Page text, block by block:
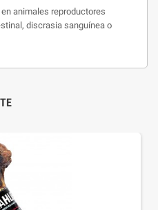
animales reproductores
discrasia sanguínea o